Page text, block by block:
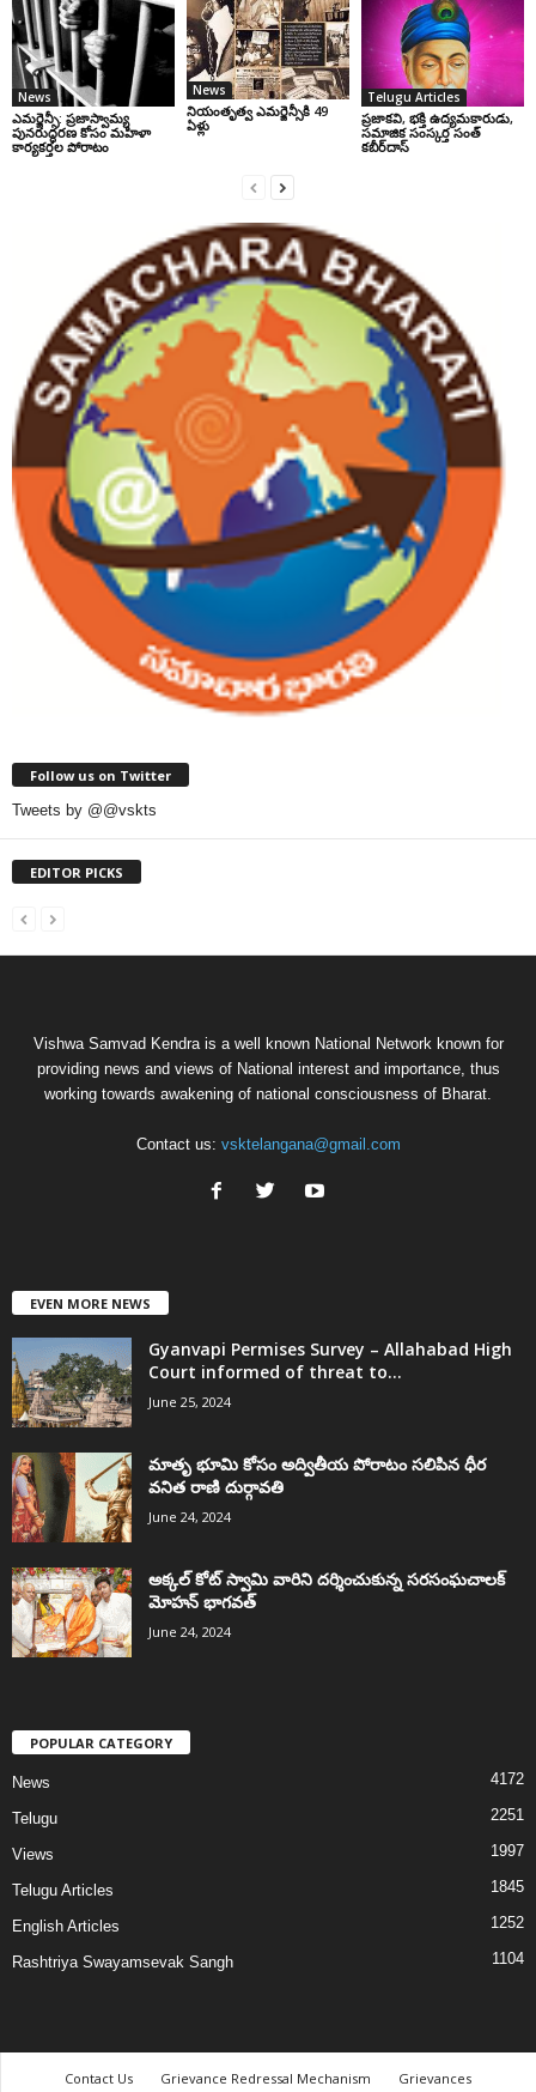
News
ఎమర్జెన్సీ: ప్రజాస్వామ్య
పునరుద్ధరణ కోసం మహిళా
కార్యకర్తల పోరాటం
News
నియంతృత్వ ఎమర్జెన్సీకి 49
ఏళ్లు
Telugu Articles
ప్రజాకవి, భక్తి ఉద్యమకారుడు,
సమాజిక సంస్కర్త సంత్‌
కబీర్‌దాస్‌
Follow us on Twitter
Tweets by @@vskts
EDITOR PICKS
Vishwa Samvad Kendra is a well known National Network known for
providing news and views of National interest and importance, thus
working towards awakening of national consciousness of Bharat.
Contact us: vsktelangana@gmail.com
EVEN MORE NEWS
Gyanvapi Permises Survey – Allahabad High
Court informed of threat to...
June 25, 2024
మాతృ భూమి కోసం అద్వితీయ పోరాటం సలిపిన ధీర
వనిత రాణి దుర్గావతి
June 24, 2024
అక్కల్‌ కోట్‌ స్వామి వారిని దర్శించుకున్న సరసంఘచాలక్
మోహన్ భాగవత్
June 24, 2024
POPULAR CATEGORY
News 4172
Telugu 2251
Views 1997
Telugu Articles 1845
English Articles 1252
Rashtriya Swayamsevak Sangh 1104
Contact Us Grievance Redressal Mechanism Grievances